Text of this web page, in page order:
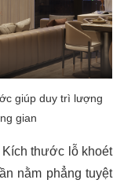
giúp duy trì lượng
gian
Kích thước lỗ khoét
nằm phẳng tuyệt